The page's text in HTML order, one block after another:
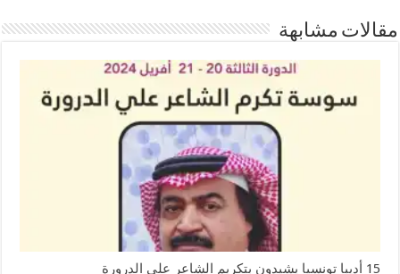
مقالات مشابهة
15 أديبا تونسيا يشيدون بتكريم الشاعر علي الدرورة